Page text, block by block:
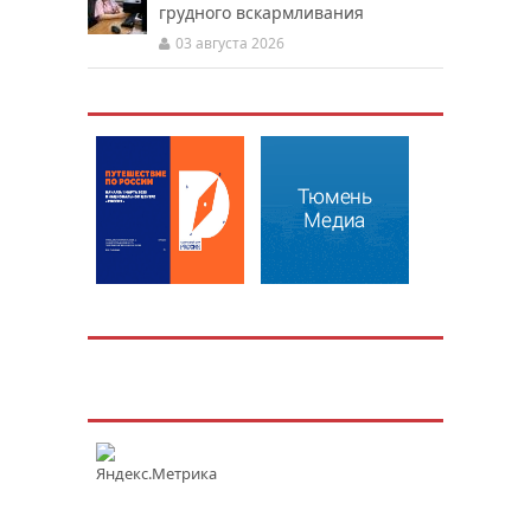
грудного вскармливания
03 августа 2026